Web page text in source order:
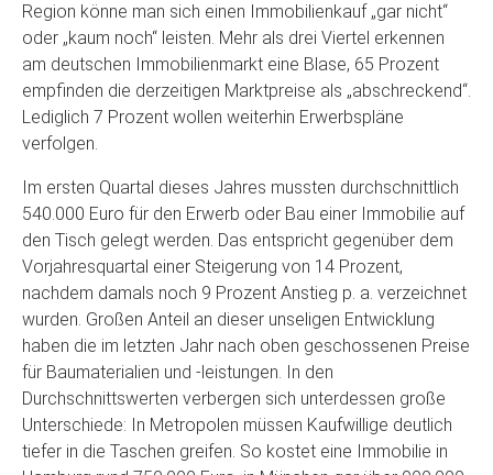
Region könne man sich einen Immobilienkauf „gar nicht“
oder „kaum noch“ leisten. Mehr als drei Viertel erkennen
am deutschen Immobilienmarkt eine Blase, 65 Prozent
empfinden die derzeitigen Marktpreise als „abschreckend“.
Lediglich 7 Prozent wollen weiterhin Erwerbspläne
verfolgen.
Im ersten Quartal dieses Jahres mussten durchschnittlich
540.000 Euro für den Erwerb oder Bau einer Immobilie auf
den Tisch gelegt werden. Das entspricht gegenüber dem
Vorjahresquartal einer Steigerung von 14 Prozent,
nachdem damals noch 9 Prozent Anstieg p. a. verzeichnet
wurden. Großen Anteil an dieser unseligen Entwicklung
haben die im letzten Jahr nach oben geschossenen Preise
für Baumaterialien und -leistungen. In den
Durchschnittswerten verbergen sich unterdessen große
Unterschiede: In Metropolen müssen Kaufwillige deutlich
tiefer in die Taschen greifen. So kostet eine Immobilie in